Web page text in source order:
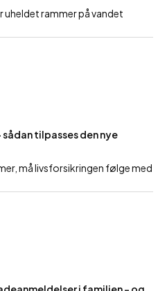
uheldet rammer på vandet
tilpasses den nye
må livsforsikringen følge med